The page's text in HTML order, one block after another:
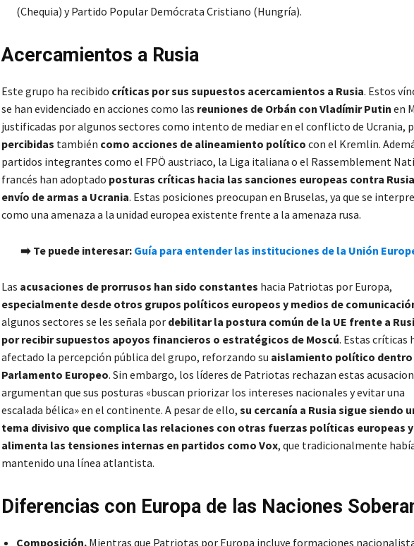
(Chequia) y Partido Popular Demócrata Cristiano (Hungría).
Acercamientos a Rusia
Este grupo ha recibido críticas por sus supuestos acercamientos a Rusia. Estos
se han evidenciado en acciones como las reuniones de Orbán con Vladímir Putin en
justificadas por algunos sectores como intento de mediar en el conflicto de Ucrania,
percibidas también como acciones de alineamiento político con el Kremlin.
partidos integrantes como el FPÖ austriaco, la Liga italiana o el Rassemblement
francés han adoptado posturas críticas hacia las sanciones europeas contra
envío de armas a Ucrania. Estas posiciones preocupan en Bruselas, ya que se
como una amenaza a la unidad europea existente frente a la amenaza rusa.
➡️ Te puede interesar: Guía para entender las instituciones de la Unión
Las acusaciones de prorrusos han sido constantes hacia Patriotas por Europa,
especialmente desde otros grupos políticos europeos y medios de
algunos sectores se les señala por debilitar la postura común de la UE frente a
por recibir supuestos apoyos financieros o estratégicos de Moscú. Estas críticas
afectado la percepción pública del grupo, reforzando su aislamiento político dentro
Parlamento Europeo. Sin embargo, los líderes de Patriotas rechazan estas
argumentan que sus posturas «buscan priorizar los intereses nacionales y evitar una
escalada bélica» en el continente. A pesar de ello, su cercanía a Rusia sigue siendo
tema divisivo que complica las relaciones con otras fuerzas políticas europeas y
alimenta las tensiones internas en partidos como Vox, que tradicionalmente
mantenido una línea atlantista.
Diferencias con Europa de las Naciones
Composición. Mientras que Patriotas por Europa incluye formaciones